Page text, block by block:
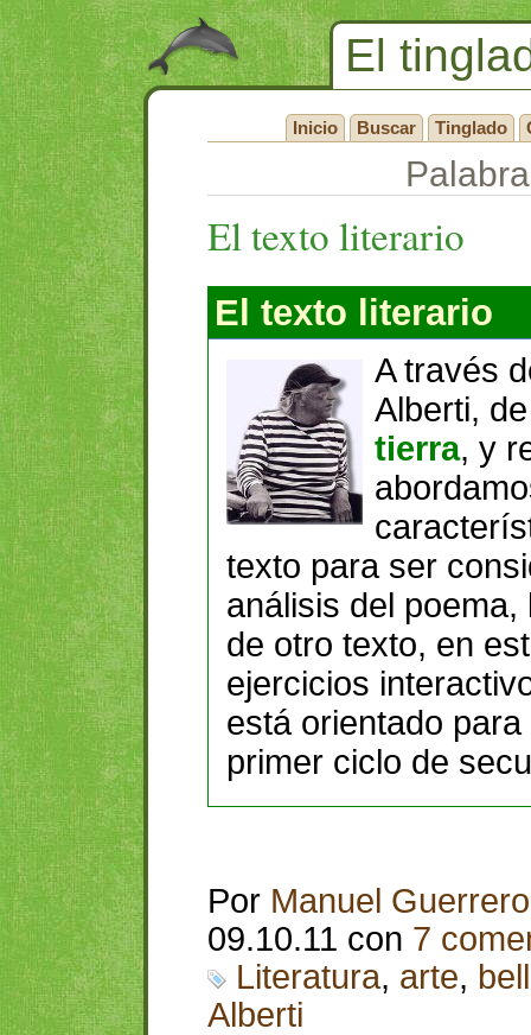
El
Inicio Buscar Tinglado
El texto literario
El texto literario
A través
Alberti,
tierra, y
texto para ser
análisis del
de otro texto, en
ejercicios
está orientado
primer ciclo de
Por Manuel Guerrero
09.10.11 con 7
Literatura, arte,
Alberti